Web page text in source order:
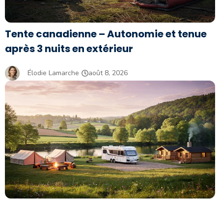
Tente canadienne – Autonomie et tenue
après 3 nuits en extérieur
Élodie Lamarche août 8, 2026